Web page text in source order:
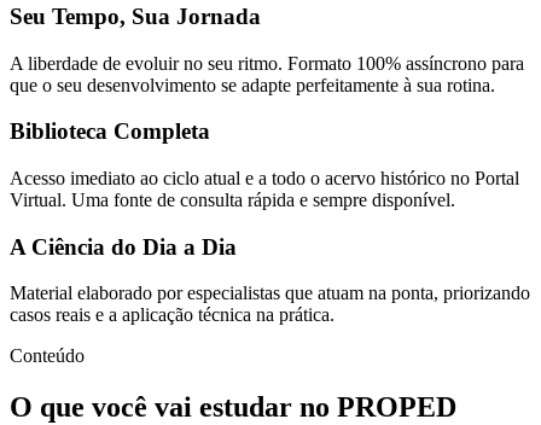
Seu Tempo, Sua Jornada
A liberdade de evoluir no seu ritmo. Formato 100% assíncrono para
que o seu desenvolvimento se adapte perfeitamente à sua rotina.
Biblioteca Completa
Acesso imediato ao ciclo atual e a todo o acervo histórico no Portal
Virtual. Uma fonte de consulta rápida e sempre disponível.
A Ciência do Dia a Dia
Material elaborado por especialistas que atuam na ponta, priorizando
casos reais e a aplicação técnica na prática.
Conteúdo
O que você vai estudar no PROPED